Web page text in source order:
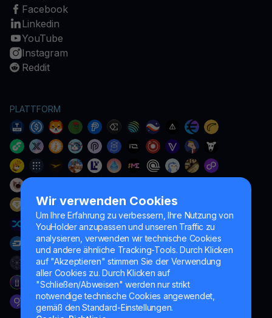
Wir verwenden Cookies
Um Ihre Erfahrung zu verbessern, Ihre Nutzung von
YouHolder anzupassen und unseren Traffic zu
analysieren, verwenden wir technische Cookies
und andere ähnliche Tracking-Tools. Durch Klicken
auf "Akzeptieren" stimmen Sie der Verwendung
aller Cookies zu. Durch Klicken auf
"Schließen/Abweisen" werden nur strikt
notwendige technische Cookies angewendet,
gemäß den Standard-Einstellungen.
Facebook
Linkedin
YouTube
Instagram
Reddit
PLATTFORM